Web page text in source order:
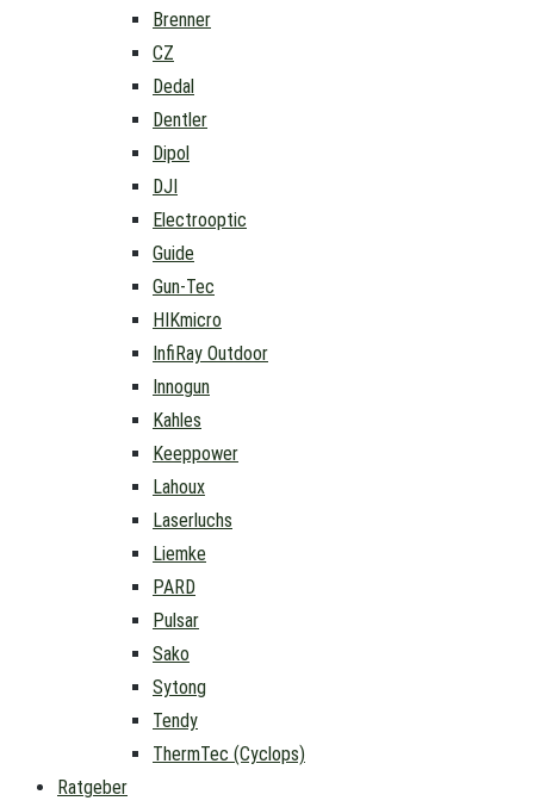
Brenner
CZ
Dedal
Dentler
Dipol
DJI
Electrooptic
Guide
Gun-Tec
HIKmicro
InfiRay Outdoor
Innogun
Kahles
Keeppower
Lahoux
Laserluchs
Liemke
PARD
Pulsar
Sako
Sytong
Tendy
ThermTec (Cyclops)
Ratgeber